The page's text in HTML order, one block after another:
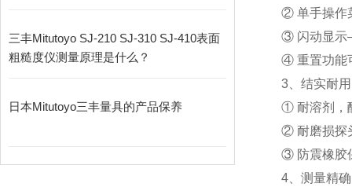
三丰Mitutoyo SJ-210 SJ-310 SJ-410表面
粗糙度仪测量原理是什么？
日本Mitutoyo三丰量具的产品保养
② 单手操作
③ 闪动显示
④ 重置功能
3
结实耐用
① 耐溶剂，
② 耐磨损探
③ 防震橡胶
4
测量精确